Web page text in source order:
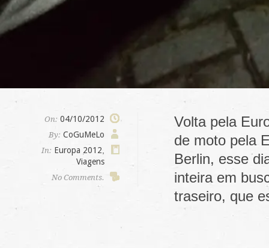
On: 04/10/2012
By: CoGuMeLo
In: Europa 2012
Viagens
No Comments.
Volta pela
de moto pela
Berlin, esse
inteira em
traseiro, que